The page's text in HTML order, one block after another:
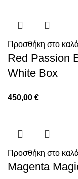
Προσθήκη στο
Red Passion
White Box
450,00 €
Προσθήκη στο
Magenta